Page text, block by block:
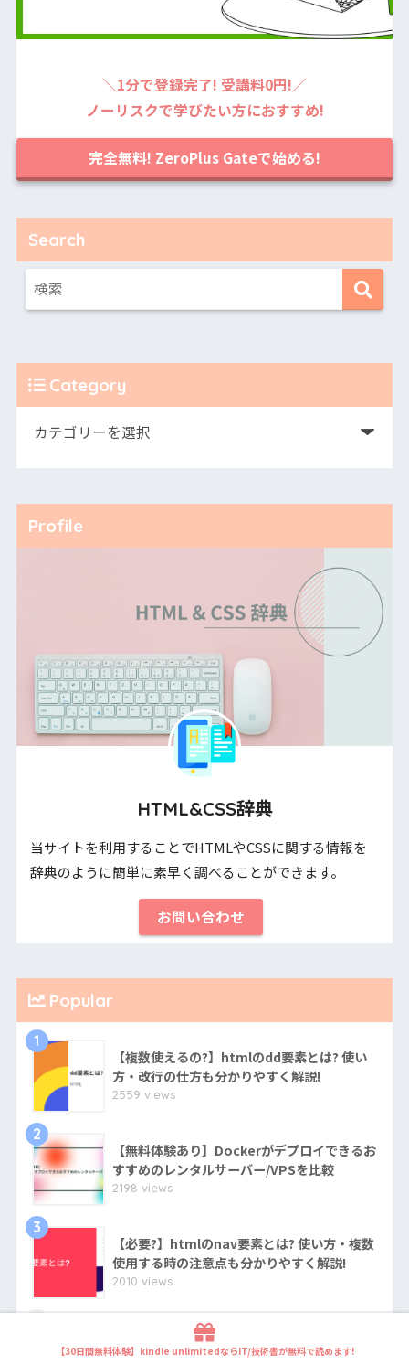
＼1分で登録完了! 受講料0円!／
ノーリスクで学びたい方におすすめ!
完全無料! ZeroPlus Gateで始める!
Search
Category
Profile
HTML&CSS辞典
当サイトを利用することでHTMLやCSSに関する情報を
辞典のように簡単に素早く調べることができます。
お問い合わせ
Popular
1
【複数使えるの?】htmlのdd要素とは? 使い
方・改行の仕方も分かりやすく解説!
2559 views
2
【無料体験あり】Dockerがデプロイできるお
すすめのレンタルサーバー/VPSを比較
2198 views
3
【必要?】htmlのnav要素とは? 使い方・複数
使用する時の注意点も分かりやすく解説!
2010 views
【超簡単】KAGOYA VPSを利用したARK:
Survival Evolvedマルチプレイ用サーバーの
【30日間無料体験】kindle unlimitedならIT/技術書が無料で読めます!